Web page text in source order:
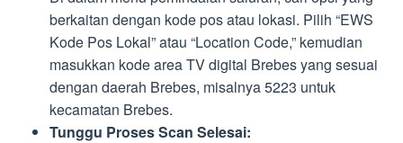
berkaitan dengan kode pos atau lokasi. Pilih “EWS
Kode Pos Lokal” atau “Location Code,” kemudian
masukkan kode area TV digital Brebes yang sesuai
dengan daerah Brebes, misalnya 5223 untuk
kecamatan Brebes.
Tunggu Proses Scan Selesai: